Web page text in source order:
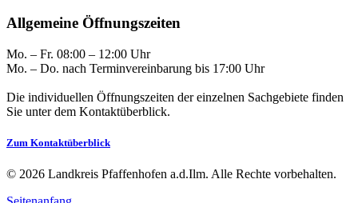
Allgemeine Öffnungszeiten
Mo. – Fr. 08:00 – 12:00 Uhr
Mo. – Do. nach Terminvereinbarung bis 17:00 Uhr
Die individuellen Öffnungszeiten der einzelnen Sachgebiete finden
Sie unter dem Kontaktüberblick.
Zum Kontaktüberblick
© 2026 Landkreis Pfaffenhofen a.d.Ilm. Alle Rechte vorbehalten.